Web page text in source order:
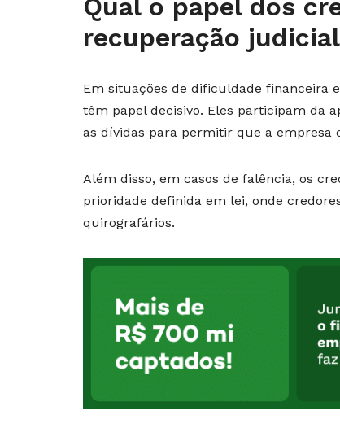
Qual o papel dos
recuperação
Em situações de dificuldade financeira
têm papel decisivo. Eles participam da
as dívidas para permitir que a empresa
Além disso, em casos de falência, os
prioridade definida em lei, onde
quirografários.